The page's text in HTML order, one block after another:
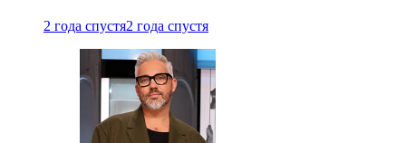
2 года спустя2 года спустя